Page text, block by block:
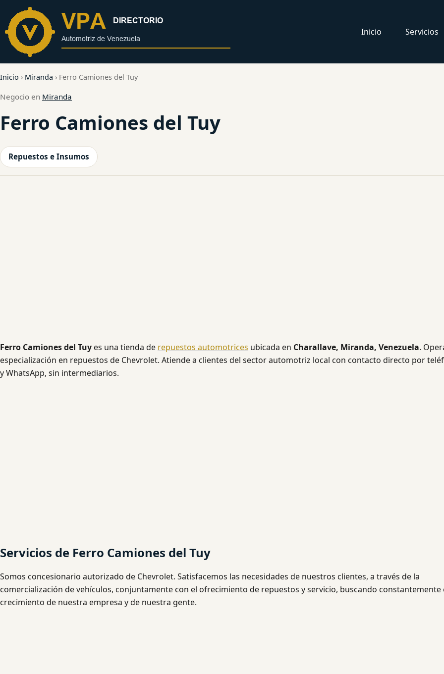
contenido
Inicio
Servicios
Inicio › Miranda › Ferro Camiones del Tuy
Negocio en Miranda
Ferro Camiones del Tuy
Repuestos e Insumos
Ferro Camiones del Tuyes una tienda de repuestos automotrices ubicada en Charallave, Miranda, Venezuela.
especialización en repuestos de Chevrolet. Atiende a clientes del sector automotriz local con contacto directo por
y WhatsApp, sin intermediarios.
Servicios de Ferro Camiones del Tuy
Somos concesionario autorizado de Chevrolet. Satisfacemos las necesidades de nuestros clientes, a través de la
comercialización de vehículos, conjuntamente con el ofrecimiento de repuestos y servicio, buscando constantemente
crecimiento de nuestra empresa y de nuestra gente.